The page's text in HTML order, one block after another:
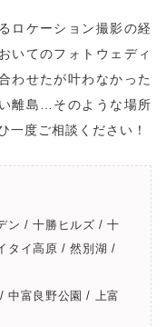
ロケーション撮影の経
いてのフォトウェディ
わせたが叶わなかった
離島…そのような場所
一度ご相談ください！
ン / 十勝ヒルズ / 十
タイ高原 / 然別湖 /
中富良野公園 / 上富